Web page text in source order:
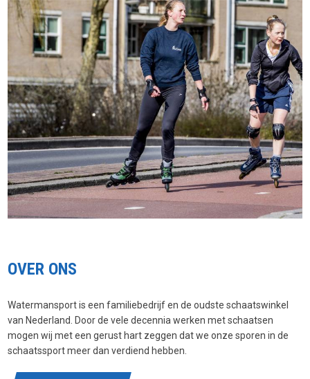
OVER ONS
Watermansport is een familiebedrijf en de oudste schaatswinkel
van Nederland. Door de vele decennia werken met schaatsen
mogen wij met een gerust hart zeggen dat we onze sporen in de
schaatssport meer dan verdiend hebben.